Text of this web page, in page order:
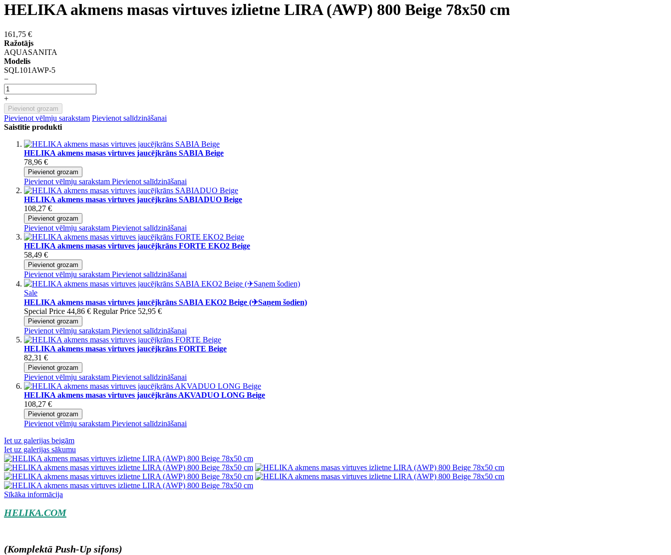
HELIKA akmens masas virtuves izlietne LIRA (AWP) 800 Beige 78x50 cm
161,75 €
Ražotājs
AQUASANITA
Modelis
SQL101AWP-5
−
+
Pievienot grozam
Pievienot vēlmju sarakstam Pievienot salīdzināšanai
Saistītie produkti
HELIKA akmens masas virtuves jaucējkrāns SABIA Beige
78,96 €
Pievienot grozam
Pievienot vēlmju sarakstam Pievienot salīdzināšanai
HELIKA akmens masas virtuves jaucējkrāns SABIADUO Beige
108,27 €
Pievienot grozam
Pievienot vēlmju sarakstam Pievienot salīdzināšanai
HELIKA akmens masas virtuves jaucējkrāns FORTE EKO2 Beige
58,49 €
Pievienot grozam
Pievienot vēlmju sarakstam Pievienot salīdzināšanai
Sale
HELIKA akmens masas virtuves jaucējkrāns SABIA EKO2 Beige (✈Saņem šodien)
Special Price 44,86 € Regular Price 52,95 €
Pievienot grozam
Pievienot vēlmju sarakstam Pievienot salīdzināšanai
HELIKA akmens masas virtuves jaucējkrāns FORTE Beige
82,31 €
Pievienot grozam
Pievienot vēlmju sarakstam Pievienot salīdzināšanai
HELIKA akmens masas virtuves jaucējkrāns AKVADUO LONG Beige
108,27 €
Pievienot grozam
Pievienot vēlmju sarakstam Pievienot salīdzināšanai
Iet uz galerijas beigām
Iet uz galerijas sākumu
Sīkāka informācija
HELIKA.COM
(Komplektā Push-Up sifons)